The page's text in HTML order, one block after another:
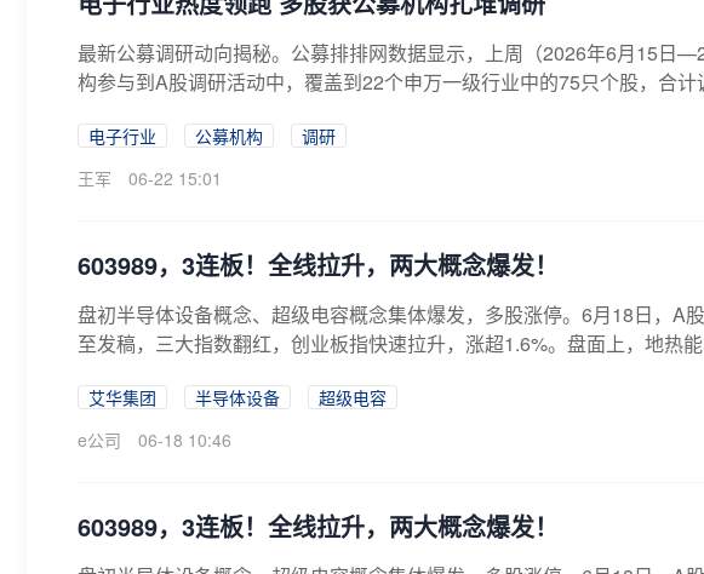
最新公募调研动向揭秘。公募排排网数据显示，上周（2026年6月15日
构参与到A股调研活动中，覆盖到22个申万一级行业中的75只个股，合计
电子行业 公募机构
调研
王军
06-22 15:01
603989，3连板！全线拉升，两大概念爆发！
盘初半导体设备概念、超级电容概念集体爆发，多股涨停。6月18日，A
至发稿，三大指数翻红，创业板指快速拉升，涨超1.6%。盘面上，地热
艾华集团 半导体设备
超级电容
e公司
06-18 10:46
603989，3连板！全线拉升，两大概念爆发！